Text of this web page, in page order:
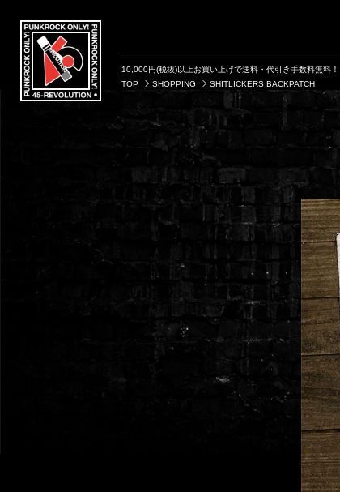
10,000円(税抜)以上お買い上げで送料・代引き手数料無料
TOP
SHOPPING SHITLICKERS BACKPATCH